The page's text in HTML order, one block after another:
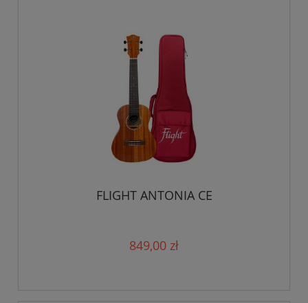
FLIGHT ANTONIA CE
849,00 zł